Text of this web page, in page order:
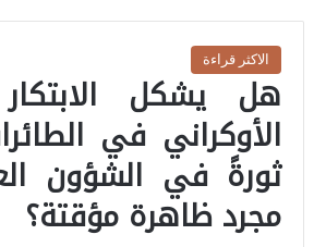
الاكثر قراءة
هل يشكل الابتكار
الأوكراني في
ثورةً في الشؤون
مجرد ظاهرة مؤقتة؟